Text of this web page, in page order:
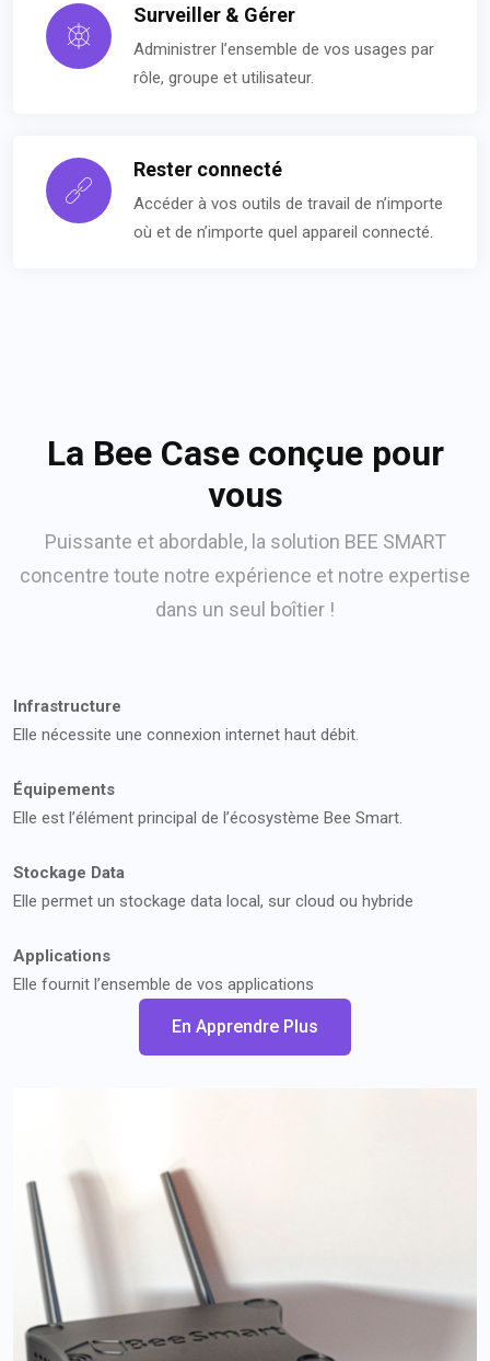
Surveiller & Gérer
Administrer l’ensemble de vos usages par
rôle, groupe et utilisateur.
Rester connecté
Accéder à vos outils de travail de n’importe
où et de n’importe quel appareil connecté.
La Bee Case conçue pour
vous
Puissante et abordable, la solution BEE SMART
concentre toute notre expérience et notre expertise
dans un seul boîtier !
Infrastructure
Elle nécessite une connexion internet haut débit.
Équipements
Elle est l’élément principal de l’écosystème Bee Smart.
Stockage Data
Elle permet un stockage data local, sur cloud ou hybride
Applications
Elle fournit l’ensemble de vos applications
En Apprendre Plus